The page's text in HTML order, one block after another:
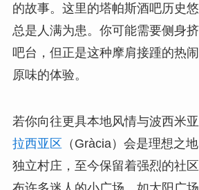
的故事。这里的塔帕斯酒吧历史
总是人满为患。你可能需要侧身
吧台，但正是这种摩肩接踵的热
原味的体验。
若你向往更具本地风情与波西米亚
拉西亚区
（Gràcia）会是理想之
独立村庄，至今保留着强烈的社